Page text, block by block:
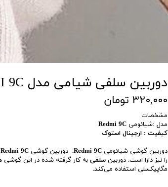
دوربین سلفی شیامی مدل REDMI 9C
۳۲۰,۰۰۰ تومان
مشخصات
مدل :شیائومی Redmi 9C
کیفیت : ارجینال استوک
دوربین گوشی شیائومی Redmi 9C. دوربین گوشی Redmi 9C
را نیز دارا است. دوربین سلفی
مگاپیکسلی استفاده می‌کند.